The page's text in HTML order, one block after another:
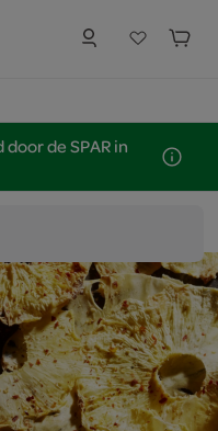
de SPAR in